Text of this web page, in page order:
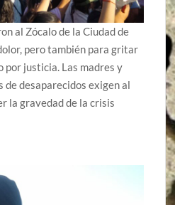
al Zócalo de la Ciudad de
pero también para gritar
por justicia. Las madres y
de desaparecidos exigen al
la gravedad de la crisis